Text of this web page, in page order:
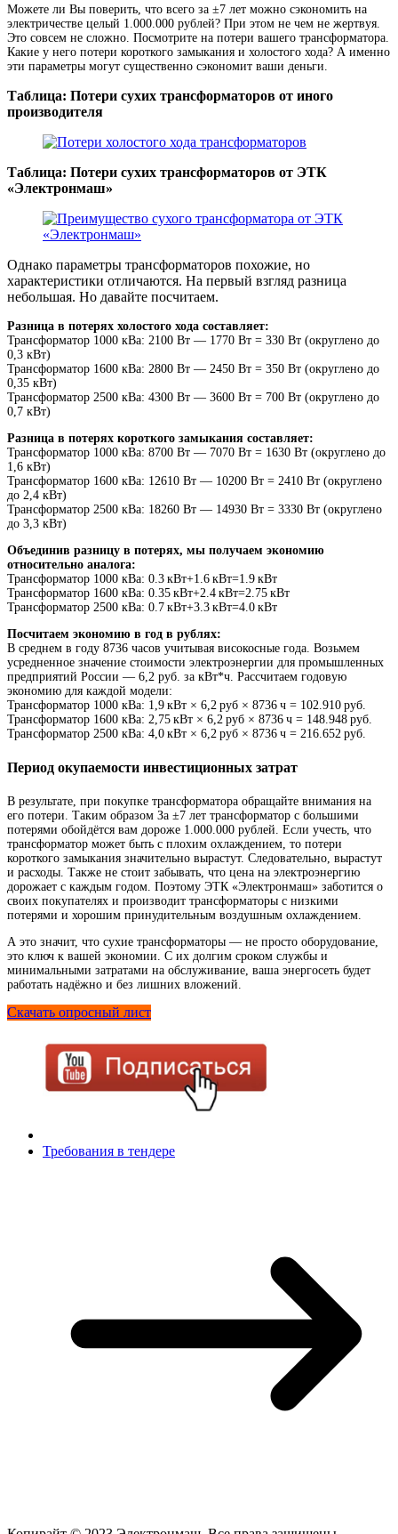
Можете ли Вы поверить, что всего за ±7 лет можно сэкономить на
электричестве целый 1.000.000 рублей? При этом не чем не жертвуя.
Это совсем не сложно. Посмотрите на потери вашего трансформатора.
Какие у него потери короткого замыкания и холостого хода? А именно
эти параметры могут существенно сэкономит ваши деньги.
Таблица: Потери сухих трансформаторов от иного
производителя
Таблица: Потери сухих трансформаторов от ЭТК
«Электронмаш»
Однако параметры трансформаторов похожие, но
характеристики отличаются. На первый взгляд разница
небольшая. Но давайте посчитаем.
Разница в потерях холостого хода составляет:
Трансформатор 1000 кВа: 2100 Вт — 1770 Вт = 330 Вт (округлено до
0,3 кВт)
Трансформатор 1600 кВа: 2800 Вт — 2450 Вт = 350 Вт (округлено до
0,35 кВт)
Трансформатор 2500 кВа: 4300 Вт — 3600 Вт = 700 Вт (округлено до
0,7 кВт)
Разница в потерях короткого замыкания составляет:
Трансформатор 1000 кВа: 8700 Вт — 7070 Вт = 1630 Вт (округлено до
1,6 кВт)
Трансформатор 1600 кВа: 12610 Вт — 10200 Вт = 2410 Вт (округлено
до 2,4 кВт)
Трансформатор 2500 кВа: 18260 Вт — 14930 Вт = 3330 Вт (округлено
до 3,3 кВт)
Объединив разницу в потерях, мы получаем экономию
относительно аналога:
Трансформатор 1000 кВа: 0.3 кВт+1.6 кВт=1.9 кВт
Трансформатор 1600 кВа: 0.35 кВт+2.4 кВт=2.75 кВт
Трансформатор 2500 кВа: 0.7 кВт+3.3 кВт=4.0 кВт
Посчитаем экономию в год в рублях:
В среднем в году 8736 часов учитывая високосные года. Возьмем
усредненное значение стоимости электроэнергии для промышленных
предприятий России — 6,2 руб. за кВт*ч. Рассчитаем годовую
экономию для каждой модели:
Трансформатор 1000 кВа: 1,9 кВт × 6,2 руб × 8736 ч = 102.910 руб.
Трансформатор 1600 кВа: 2,75 кВт × 6,2 руб × 8736 ч = 148.948 руб.
Трансформатор 2500 кВа: 4,0 кВт × 6,2 руб × 8736 ч = 216.652 руб.
Период окупаемости инвестиционных затрат
В результате, при покупке трансформатора обращайте внимания на
его потери. Таким образом За ±7 лет трансформатор с большими
потерями обойдётся вам дороже 1.000.000 рублей. Если учесть, что
трансформатор может быть с плохим охлаждением, то потери
короткого замыкания значительно вырастут. Следовательно, вырастут
и расходы. Также не стоит забывать, что цена на электроэнергию
дорожает с каждым годом. Поэтому ЭТК «Электронмаш» заботится о
своих покупателях и производит трансформаторы с низкими
потерями и хорошим принудительным воздушным охлаждением.
А это значит, что сухие трансформаторы — не просто оборудование,
это ключ к вашей экономии. С их долгим сроком службы и
минимальными затратами на обслуживание, ваша энергосеть будет
работать надёжно и без лишних вложений.
Скачать опросный лист
Требования в тендере